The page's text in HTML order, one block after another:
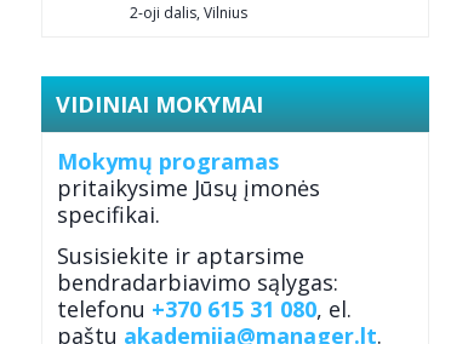
2-oji dalis, Vilnius
VIDINIAI MOKYMAI
Mokymų programas
pritaikysime Jūsų įmonės
specifikai.
Susisiekite ir aptarsime
bendradarbiavimo sąlygas:
telefonu +370 615 31 080, el.
paštu akademija@manager.lt.